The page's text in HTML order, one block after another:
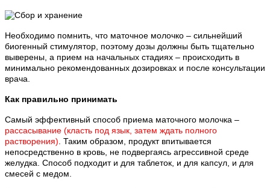
Необходимо помнить, что маточное молочко – сильнейший
биогенный стимулятор, поэтому дозы должны быть тщательно
выверены, а прием на начальных стадиях – происходить в
минимально рекомендованных дозировках и после консультации
врача.
Как правильно принимать
Самый эффективный способ приема маточного молочка –
рассасывание (класть под язык, затем ждать полного
растворения) . Таким образом, продукт впитывается
непосредственно в кровь, не подвергаясь агрессивной среде
желудка. Способ подходит и для таблеток, и для капсул, и для
смесей с медом.